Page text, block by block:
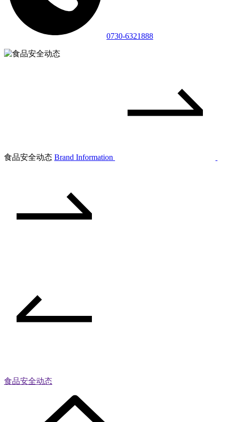
0730-6321888
食品安全动态 Brand Information
食品安全动态